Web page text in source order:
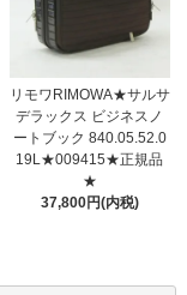
リモワRIMOWA★サルサ
デラックス ビジネスノ
ートブック 840.05.52.0
19L★009415★正規品
★
37,800円(内税)